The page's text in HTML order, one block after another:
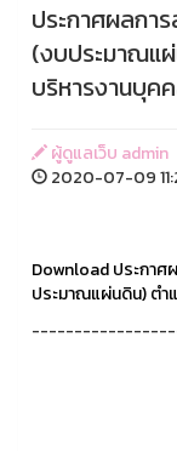
ประกาศผลกา
(งบประมาณแ
บริหารงานบุค
ผู้ดูแลเว็บ admin
2020-07-09
Download ประกา
ประมาณแผ่นดิน) ต